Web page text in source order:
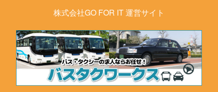
株式会社GO FOR IT 運営サイト